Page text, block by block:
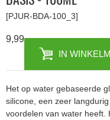
[PJUR-BDA-100_3]
9,99
IN
Het op water gebaseerde
silicone, een zeer
voordelen van water heeft.